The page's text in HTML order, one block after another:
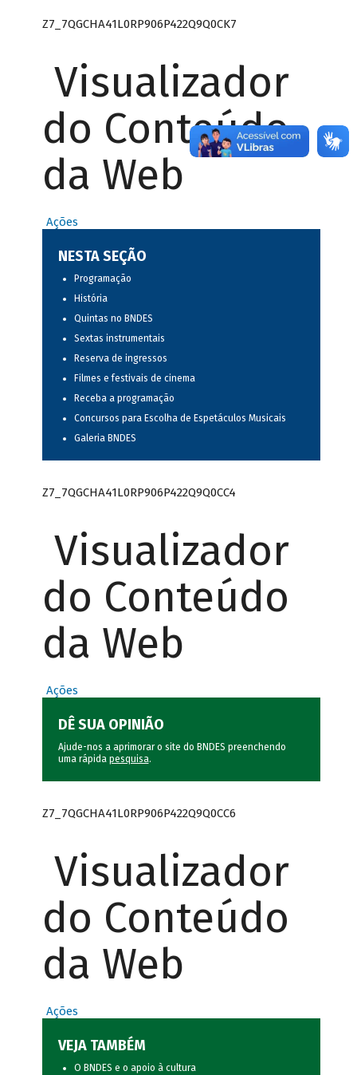
Z7_7QGCHA41L0RP906P422Q9Q0CK7
Visualizador
do Conteúdo
da Web
Ações
NESTA SEÇÃO
Programação
História
Quintas no BNDES
Sextas instrumentais
Reserva de ingressos
Filmes e festivais de cinema
Receba a programação
Concursos para Escolha de Espetáculos Musicais
Galeria BNDES
Z7_7QGCHA41L0RP906P422Q9Q0CC4
Visualizador
do Conteúdo
da Web
Ações
DÊ SUA OPINIÃO
Ajude-nos a aprimorar o site do BNDES preenchendo
uma rápida pesquisa.
Z7_7QGCHA41L0RP906P422Q9Q0CC6
Visualizador
do Conteúdo
da Web
Ações
VEJA TAMBÉM
O BNDES e o apoio à cultura